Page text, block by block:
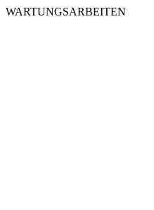
WARTUNGSARBEITEN